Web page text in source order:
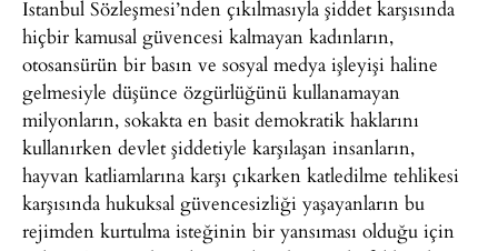
İstanbul Sözleşmesi’nden çıkılmasıyla şiddet karşısında
hiçbir kamusal güvencesi kalmayan kadınların,
otosansürün bir basın ve sosyal medya işleyişi haline
gelmesiyle düşünce özgürlüğünü kullanamayan
milyonların, sokakta en basit demokratik haklarını
kullanırken devlet şiddetiyle karşılaşan insanların,
hayvan katliamlarına karşı çıkarken katledilme tehlikesi
karşısında hukuksal güvencesizliği yaşayanların bu
rejimden kurtulma isteğinin bir yansıması olduğu için